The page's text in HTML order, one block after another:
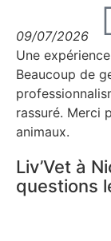
09/07/2026
Une
Beaucoup de
rassuré. Merci
animaux.
Liv’Vet à
questions